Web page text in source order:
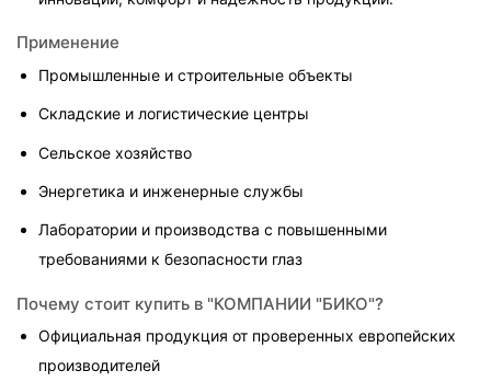
Применение
Промышленные и строительные объекты
Складские и логистические центры
Сельское хозяйство
Энергетика и инженерные службы
Лаборатории и производства с повышенными
требованиями к безопасности глаз
Почему стоит купить в "КОМПАНИИ "БИКО"?
Официальная продукция от проверенных европейских
производителей